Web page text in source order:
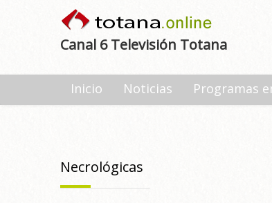
Canal 6 Televisión Totana
Inicio Noticias Programas
Necrológicas